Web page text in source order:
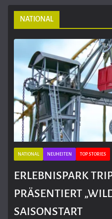
NATIONAL
NATIONAL NEUHEITEN TOP STORIES
ERLEBNISPARK
PRÄSENTIERT
SAISONSTART